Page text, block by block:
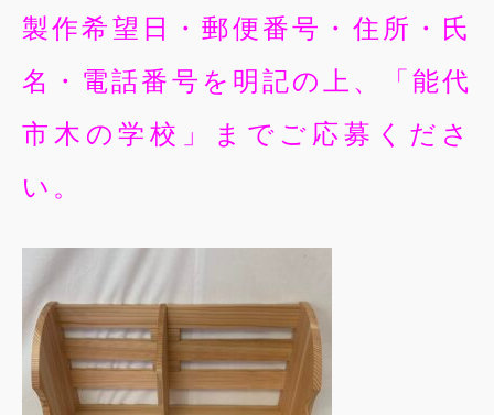
製作希望日・郵便番号・住所・氏
名・電話番号を明記の上、「能代
市木の学校」までご応募くださ
い。